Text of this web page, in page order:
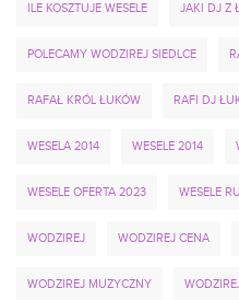
ILE KOSZTUJE WESELE JAKI DJ Z
POLECAMY WODZIREJ SIEDLCE
RAFAŁ KRÓL ŁUKÓW RAFI DJ
WESELA 2014 WESELE 2014
WESELE OFERTA 2023 WESELE
WODZIREJ WODZIREJ CENA
WODZIREJ MUZYCZNY